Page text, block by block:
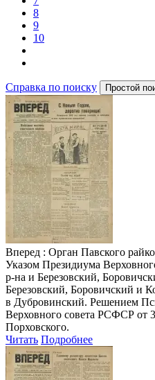
8
9
10
Справка по поиску
Вперед : Орган Павского
Указом Президиума
р-на и Березовский,
Березовский, Боровичский и
в Дубровинский. Решением
Верховного совета РСФСР от
Порховского.
Читать Подробнее